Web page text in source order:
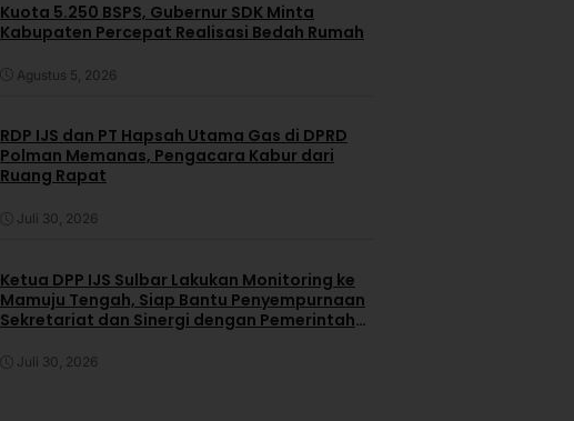
Kuota 5.250 BSPS, Gubernur SDK Minta
Kabupaten Percepat Realisasi Bedah Rumah
Agustus 5, 2026
RDP IJS dan PT Hapsah Utama Gas di DPRD
Polman Memanas, Pengacara Kabur dari
Ruang Rapat
Juli 30, 2026
Ketua DPP IJS Sulbar Lakukan Monitoring ke
Mamuju Tengah, Siap Bantu Penyempurnaan
Sekretariat dan Sinergi dengan Pemerintah
Juli 30, 2026